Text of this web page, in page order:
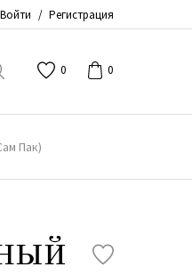
Войти / Регистрация
0 0
Пак)